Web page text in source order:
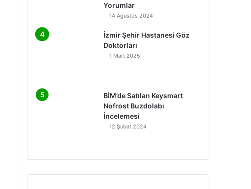
Yorumlar
14 Ağustos 2024
İzmir Şehir Hastanesi Göz
Doktorları
1 Mart 2025
BİM’de Satılan Keysmart
Nofrost Buzdolabı
İncelemesi
12 Şubat 2024